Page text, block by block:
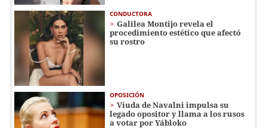
CONDUCTORA
Galilea Montijo revela el
procedimiento estético que afectó
su rostro
OPOSICIÓN
Viuda de Navalni impulsa su
legado opositor y llama a los rusos
a votar por Yábloko